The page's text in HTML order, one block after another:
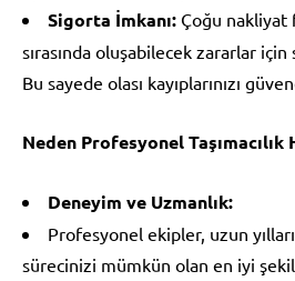
Sigorta İmkanı: Çoğu nakliyat
sırasında oluşabilecek zararlar
Bu sayede olası kayıplarınızı
Neden Profesyonel Taşımacılık
Deneyim ve Uzmanlık:
Profesyonel ekipler, uzun
sürecinizi mümkün olan en iyi